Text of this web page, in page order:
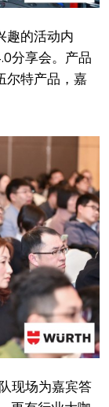
趣的活动内
分享会。产品
尔特产品，嘉
现场为嘉宾答